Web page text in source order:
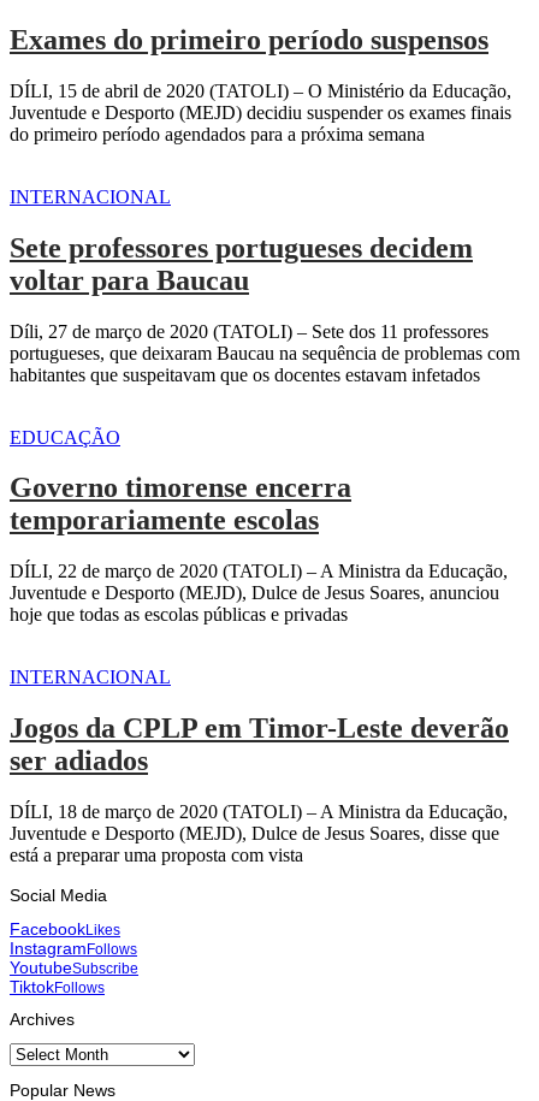
Exames do primeiro período suspensos
DÍLI, 15 de abril de 2020 (TATOLI) – O Ministério da Educação,
Juventude e Desporto (MEJD) decidiu suspender os exames finais
do primeiro período agendados para a próxima semana
INTERNACIONAL
Sete professores portugueses decidem
voltar para Baucau
Díli, 27 de março de 2020 (TATOLI) – Sete dos 11 professores
portugueses, que deixaram Baucau na sequência de problemas com
habitantes que suspeitavam que os docentes estavam infetados
EDUCAÇÃO
Governo timorense encerra
temporariamente escolas
DÍLI, 22 de março de 2020 (TATOLI) – A Ministra da Educação,
Juventude e Desporto (MEJD), Dulce de Jesus Soares, anunciou
hoje que todas as escolas públicas e privadas
INTERNACIONAL
Jogos da CPLP em Timor-Leste deverão
ser adiados
DÍLI, 18 de março de 2020 (TATOLI) – A Ministra da Educação,
Juventude e Desporto (MEJD), Dulce de Jesus Soares, disse que
está a preparar uma proposta com vista
Social Media
FacebookLikes
InstagramFollows
YoutubeSubscribe
TiktokFollows
Archives
Archives
Popular News